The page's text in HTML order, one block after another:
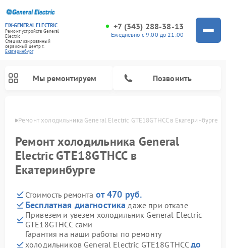
FIX-GENERAL ELECTRIC
Ремонт устройств General
Electric
Специализированный
cервисный центр г.
Екатеринбург
+7 (343) 288-38-13
Ежедневно с 9:00 до 21:00
Мы ремонтируем Позвонить
Ремонт холодильника General Electric GTE18GTHCC в Екатеринбурге
Ремонт холодильника General
Electric GTE18GTHCC в
Екатеринбурге
Стоимость ремонта от 470 руб.
Бесплатная диагностика даже при отказе
Привезем и увезем холодильник General Electric
GTE18GTHCC сами
Гарантия на наши работы по ремонту
холодильников General Electric GTE18GTHCCдо